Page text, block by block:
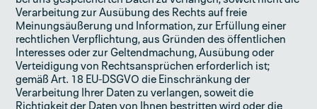
Verarbeitung zur Ausübung des Rechts auf freie
Meinungsäußerung und Information, zur Erfüllung einer
rechtlichen Verpflichtung, aus Gründen des öffentlichen
Interesses oder zur Geltendmachung, Ausübung oder
Verteidigung von Rechtsansprüchen erforderlich ist;
gemäß Art. 18 EU-DSGVO die Einschränkung der
Verarbeitung Ihrer Daten zu verlangen, soweit die
Richtigkeit der Daten von Ihnen bestritten wird oder die